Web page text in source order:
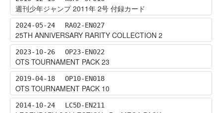
週刊少年ジャンプ 2011年 2号 付録カード
2024-05-24 RA02-EN027
25TH ANNIVERSARY RARITY COLLECTION 2
2023-10-26 OP23-EN022
OTS TOURNAMENT PACK 23
2019-04-18 OP10-EN018
OTS TOURNAMENT PACK 10
2014-10-24 LC5D-EN211